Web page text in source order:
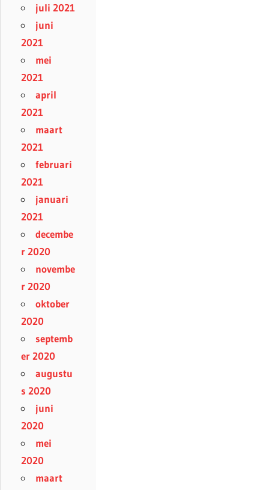
juli 2021
juni
2021
mei
2021
april
2021
maart
2021
februari
2021
januari
2021
decembe
r 2020
novembe
r 2020
oktober
2020
septemb
er 2020
augustu
s 2020
juni
2020
mei
2020
maart